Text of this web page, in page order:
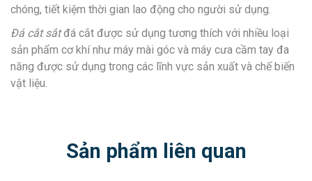
chóng, tiết kiệm thời gian lao động cho người sử dụng.
Đá cắt sắtđá cắt được sử dụng tương thích với nhiều loại
sản phẩm cơ khí như máy mài góc và máy cưa cầm tay đa
năng được sử dụng trong các lĩnh vực sản xuất và chế biến
vật liệu.
Sản phẩm liên quan